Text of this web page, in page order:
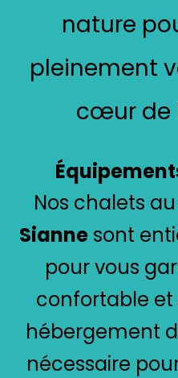
nature
pleinement
cœur de
Nos chalets au
Siannesont
pour vous
confortable et
hébergement
nécessaire